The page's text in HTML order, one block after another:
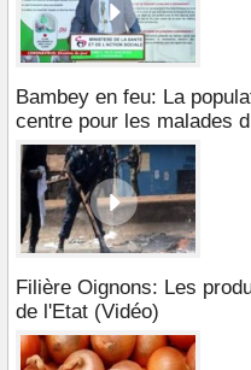
Bambey en feu: La
centre pour les malades
Filière Oignons: Les
de l'Etat (Vidéo)